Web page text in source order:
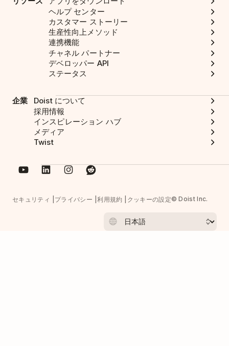
ヘルプ センター
カスタマー ストーリー
生産性向上メソッド
連携機能
チャネル パートナー
デベロッパー API
ステータス
企業
Doist について
採用情報
インスピレーション ハブ
メディア
Twist
セキュリティ プライバシー 利用規約 クッキーの設定© Doist Inc.